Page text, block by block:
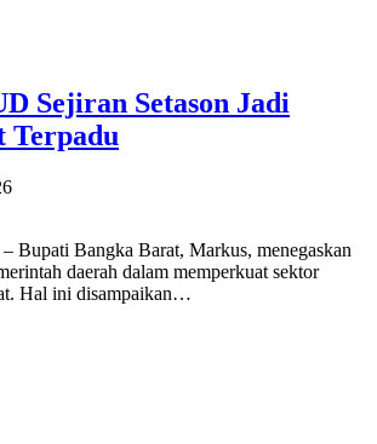
Sejiran Setason Jadi
Terpadu
Bangka Barat, Markus, menegaskan
daerah dalam memperkuat sektor
Hal ini disampaikan…